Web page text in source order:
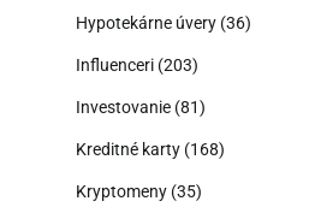
Hypotekárne úvery (36)
Influenceri (203)
Investovanie (81)
Kreditné karty (168)
Kryptomeny (35)